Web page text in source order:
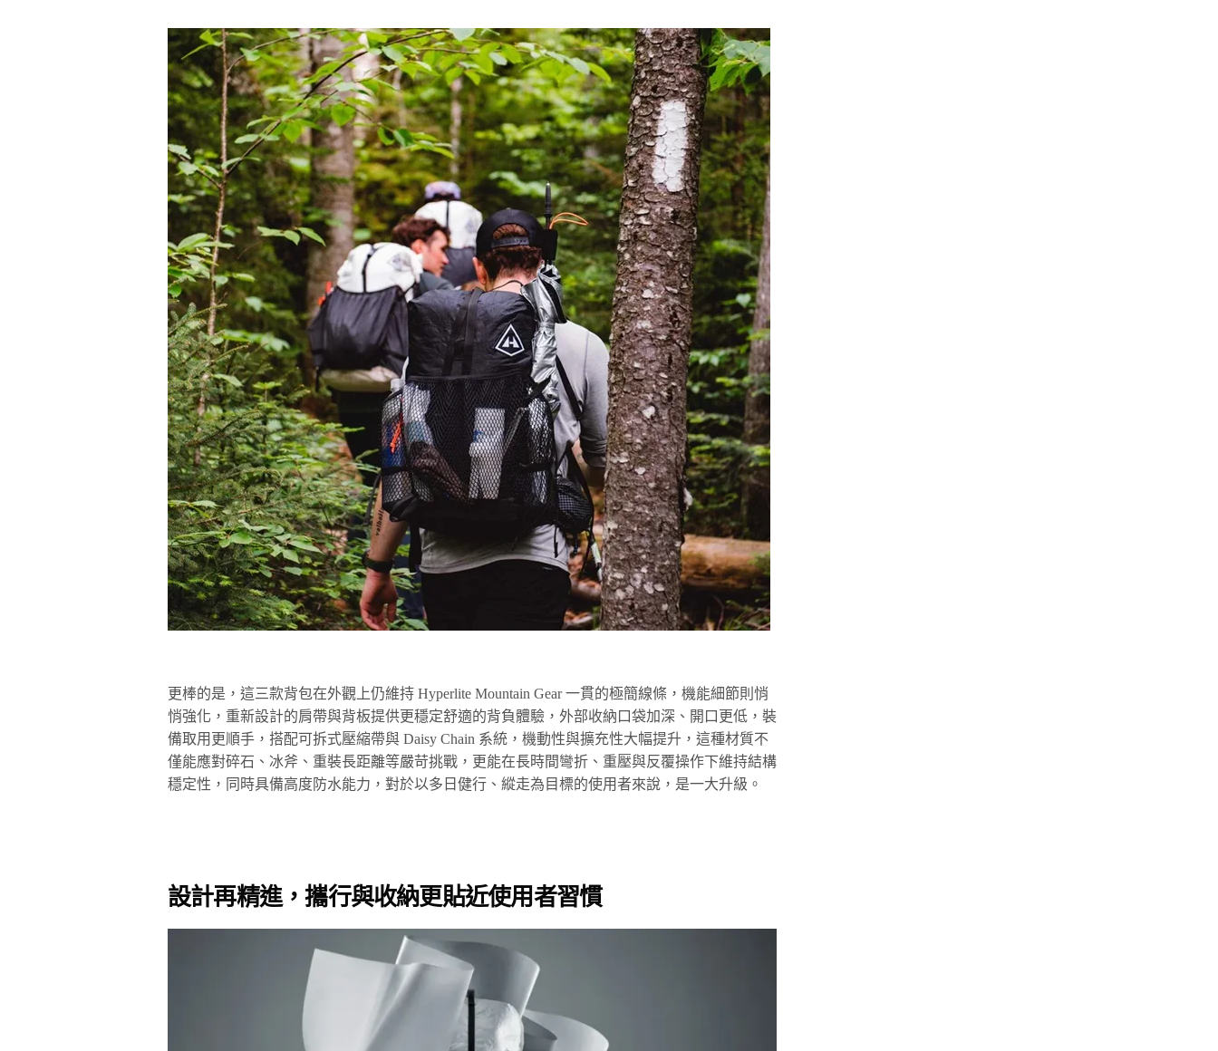
更棒的是，這三款背包在外觀上仍維持 Hyperlite Mountain Gear 一貫的極簡線條，機能細節則悄
悄強化，重新設計的肩帶與背板提供更穩定舒適的背負體驗，外部收納口袋加深、開口更低，裝
備取用更順手，搭配可拆式壓縮帶與 Daisy Chain 系統，機動性與擴充性大幅提升，這種材質不
僅能應對碎石、冰斧、重裝長距離等嚴苛挑戰，更能在長時間彎折、重壓與反覆操作下維持結構
穩定性，同時具備高度防水能力，對於以多日健行、縱走為目標的使用者來說，是一大升級。
設計再精進，攜行與收納更貼近使用者習慣